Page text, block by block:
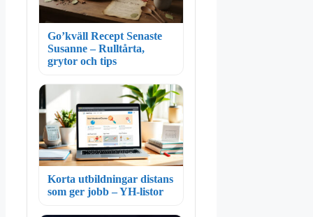
Go’kväll Recept Senaste
Susanne – Rulltårta,
grytor och tips
Korta utbildningar distans
som ger jobb – YH-listor